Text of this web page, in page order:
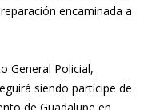
encaminada a
General Policial,
siendo partícipe de
de Guadalupe en